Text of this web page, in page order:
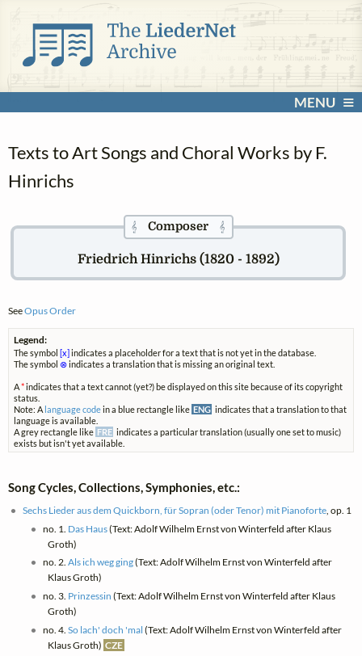
MENU
Texts to Art Songs and Choral Works by F.
Hinrichs
𝄞Composer 𝄞
Friedrich Hinrichs (1820 - 1892)
SeeOpus Order
Legend:
The symbol[x]indicates a placeholder for a text that is not yet in the database.
The symbol ⊗indicates a translation that is missing an original text.
A*indicates that a text cannot (yet?) be displayed on this site because of its copyright
status.
Note: A language codein a blue rectangle like ENG indicates that a translation to that
language is available.
A grey rectangle like FRE indicates a particular translation (usually one set to music)
exists but isn't yet available.
Song Cycles, Collections, Symphonies, etc.:
Sechs Lieder aus dem Quickborn, für Sopran (oder Tenor) mit Pianoforte , op. 1
no. 1. Das Haus(Text: Adolf Wilhelm Ernst von Winterfeld after Klaus
Groth)
no. 2. Als ich weg ging(Text: Adolf Wilhelm Ernst von Winterfeld after
Klaus Groth)
no. 3. Prinzessin (Text: Adolf Wilhelm Ernst von Winterfeld after Klaus
Groth)
no. 4. So lach' doch 'mal (Text: Adolf Wilhelm Ernst von Winterfeld after
Klaus Groth) CZE